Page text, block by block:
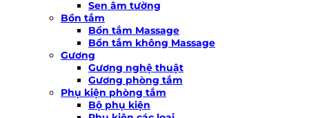
Sen âm tường
Bồn tắm
Bồn tắm Massage
Bồn tắm không Massage
Gương
Gương nghệ thuật
Gương phòng tắm
Phụ kiện phòng tắm
Bộ phụ kiện